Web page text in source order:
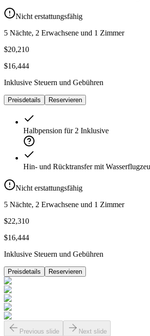
Nicht erstattungsfähig
5 Nächte, 2 Erwachsene und 1 Zimmer
$20,210
$16,444
Inklusive Steuern und Gebühren
Preisdetails Reservieren
Halbpension für 2 Inklusive
Hin- und Rücktransfer mit
Nicht erstattungsfähig
5 Nächte, 2 Erwachsene und 1 Zimmer
$22,310
$16,444
Inklusive Steuern und Gebühren
Preisdetails Reservieren
Previous slide Next slide